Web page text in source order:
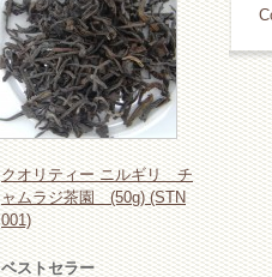
クオリティー ニルギリ チ
ャムラジ茶園 (50g) (STN
001)
ベストセラー